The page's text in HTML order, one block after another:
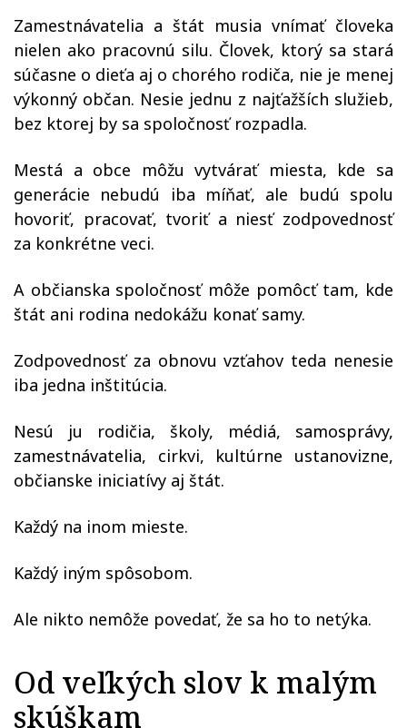
Zamestnávatelia a štát musia vnímať človeka
nielen ako pracovnú silu. Človek, ktorý sa stará
súčasne o dieťa aj o chorého rodiča, nie je menej
výkonný občan. Nesie jednu z najťažších služieb,
bez ktorej by sa spoločnosť rozpadla.
Mestá a obce môžu vytvárať miesta, kde sa
generácie nebudú iba míňať, ale budú spolu
hovoriť, pracovať, tvoriť a niesť zodpovednosť
za konkrétne veci.
A občianska spoločnosť môže pomôcť tam, kde
štát ani rodina nedokážu konať samy.
Zodpovednosť za obnovu vzťahov teda nenesie
iba jedna inštitúcia.
Nesú ju rodičia, školy, médiá, samosprávy,
zamestnávatelia, cirkvi, kultúrne ustanovizne,
občianske iniciatívy aj štát.
Každý na inom mieste.
Každý iným spôsobom.
Ale nikto nemôže povedať, že sa ho to netýka.
Od veľkých slov k malým
skúškam